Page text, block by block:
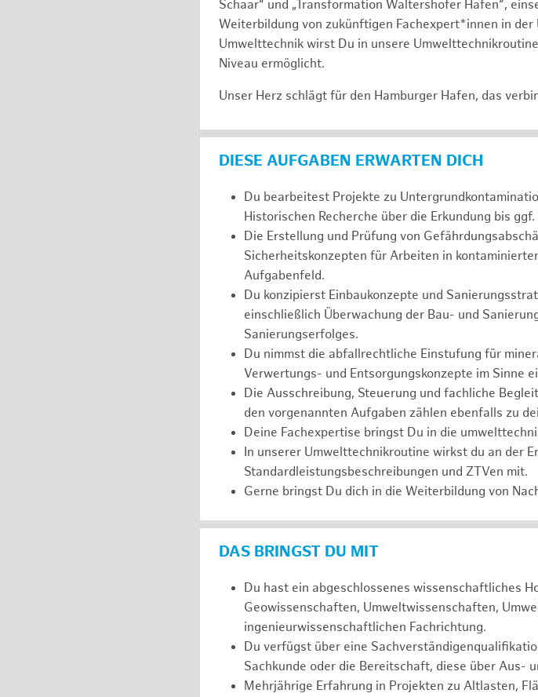
Schaar“ und „Transformation Waltershofer Hafen“,
Weiterbildung von zukünftigen Fachexpert*innen in
Umwelttechnik wirst Du in unsere
Niveau ermöglicht.
Unser Herz schlägt für den Hamburger Hafen, das
DIESE AUFGABEN ERWARTEN DICH
Du bearbeitest Projekte zu
Historischen Recherche über die Erkundung bis
Die Erstellung und Prüfung von
Sicherheitskonzepten für Arbeiten in
Aufgabenfeld.
Du konzipierst Einbaukonzepte und
einschließlich Überwachung der Bau- und
Sanierungserfolges.
Du nimmst die abfallrechtliche Einstufung für
Verwertungs- und Entsorgungskonzepte im Sinne
Die Ausschreibung, Steuerung und fachliche
den vorgenannten Aufgaben zählen ebenfalls zu
Deine Fachexpertise bringst Du in die
In unserer Umwelttechnikroutine wirkst du an der
Standardleistungsbeschreibungen und ZTVen mit.
Gerne bringst Du dich in die Weiterbildung von
DAS BRINGST DU MIT
Du hast ein abgeschlossenes wissenschaftliches
Geowissenschaften, Umweltwissenschaften,
ingenieurwissenschaftlichen Fachrichtung.
Du verfügst über eine
Sachkunde oder die Bereitschaft, diese über Aus-
Mehrjährige Erfahrung in Projekten zu Altlasten,